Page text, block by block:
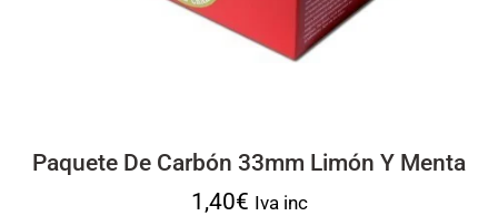
Paquete De Carbón 33mm Limón Y Menta
1,40€ Iva inc